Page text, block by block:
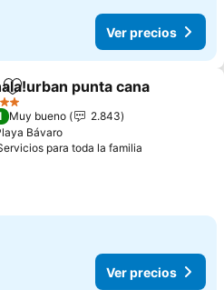
Ver precios
Agregar a favoritos
punta cana
Muy bueno
2.843
Bávaro
para toda la familia
Ver precios